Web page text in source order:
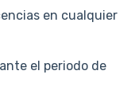
en cualquier
el periodo de